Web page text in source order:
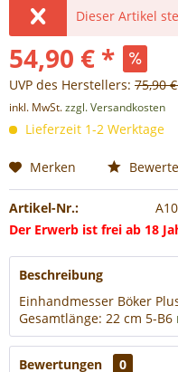
Dieser Artikel
54,90 € *
UVP des Herstellers: 75,90
inkl. MwSt.zzgl. Versandkosten
Lieferzeit 1-2 Werktage
Merken
Artikel-Nr.:
Der Erwerb ist frei ab 18
Beschreibung
Einhandmesser Böker
Gesamtlänge: 22 cm 5-B6
Bewertungen 0